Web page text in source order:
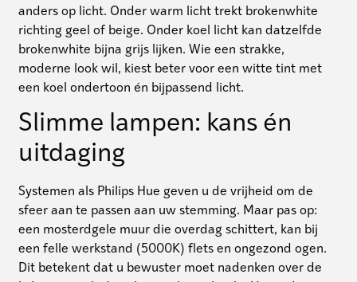
anders op licht. Onder warm licht trekt brokenwhite
richting geel of beige. Onder koel licht kan datzelfde
brokenwhite bijna grijs lijken. Wie een strakke,
moderne look wil, kiest beter voor een witte tint met
een koel ondertoon én bijpassend licht.
Slimme lampen: kans én
uitdaging
Systemen als Philips Hue geven u de vrijheid om de
sfeer aan te passen aan uw stemming. Maar pas op:
een mosterdgele muur die overdag schittert, kan bij
een felle werkstand (5000K) flets en ongezond ogen.
Dit betekent dat u bewuster moet nadenken over de